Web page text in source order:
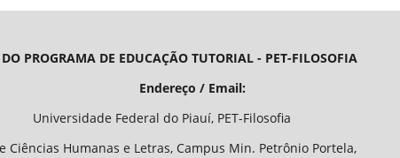
DO PROGRAMA DE EDUCAÇÃO TUTORIAL - PET-FILOSOFIA
/ Email:
Piauí, PET-Filosofia
Letras, Campus Min. Petrônio Portela,